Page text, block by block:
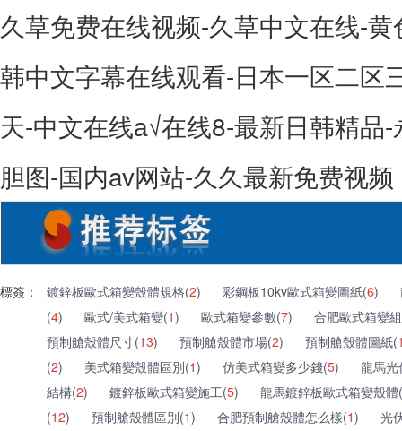
久草免费在线视频-久草中文在线-
韩中文字幕在线观看-日本一区二区
天-中文在线а√在线8-最新日韩精
胆图-国内av网站-久久最新免费视频
標簽： 鍍鋅板歐式箱變殼體規格(2) 彩鋼板10kv歐式箱變圖紙(6)
(4) 歐式/美式箱變(1) 歐式箱變參數(7)
合肥歐式箱變
預制艙殼體尺寸(13) 預制艙殼體市場(2) 預制艙殼體圖紙(
(2) 美式箱變殼體區別(1) 仿美式箱變多少錢(5)
龍馬
結構(2) 鍍鋅板歐式箱變施工(5)
龍馬鍍鋅板歐式箱變殼體(
(12) 預制艙殼體區別(1) 合肥預制艙殼體怎么樣(1)
光